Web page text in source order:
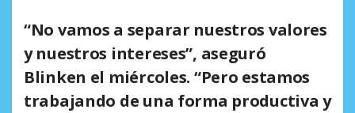
“No vamos a separar nuestros valores
y nuestros intereses”, aseguró
Blinken el miércoles. “Pero estamos
trabajando de una forma productiva y